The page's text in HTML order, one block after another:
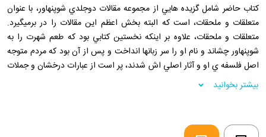
کتاب حاضر شامل گزيده هايي از مجموعه مقالات دوجلدي شوپنهاور، با عنوان
متعلقات و ملحقات، است که البته بخش اعظم اين مقالات را در برميگيرد.
متعلقات و ملحقات، علاوه بر اينکه نخستين کتابي بود که طعم شهرت را به
شوپنهاور چشاند و نام او را سر زبانها انداخت و پس از آن بود که مردم متوجه
اصل فلسفه ي او و آثار اصلي اش شدند، پر است از عبارات درخشان و جملات
نغز و سخنان تازه و بديعي که خواندن شان براي خواننده بسيار لذت بخش،
هيجان انگيز، و آموزنده خواهد بود.
بیشتر بخوانید